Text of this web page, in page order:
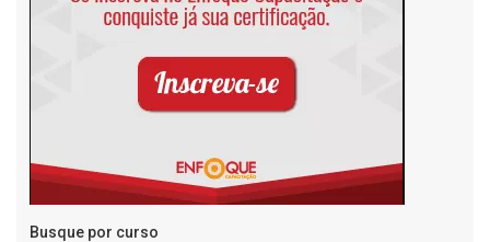
Busque por curso